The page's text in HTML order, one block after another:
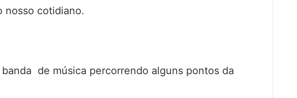
nosso cotidiano.
de música percorrendo alguns pontos da